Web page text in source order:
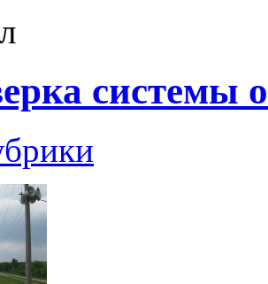
системы